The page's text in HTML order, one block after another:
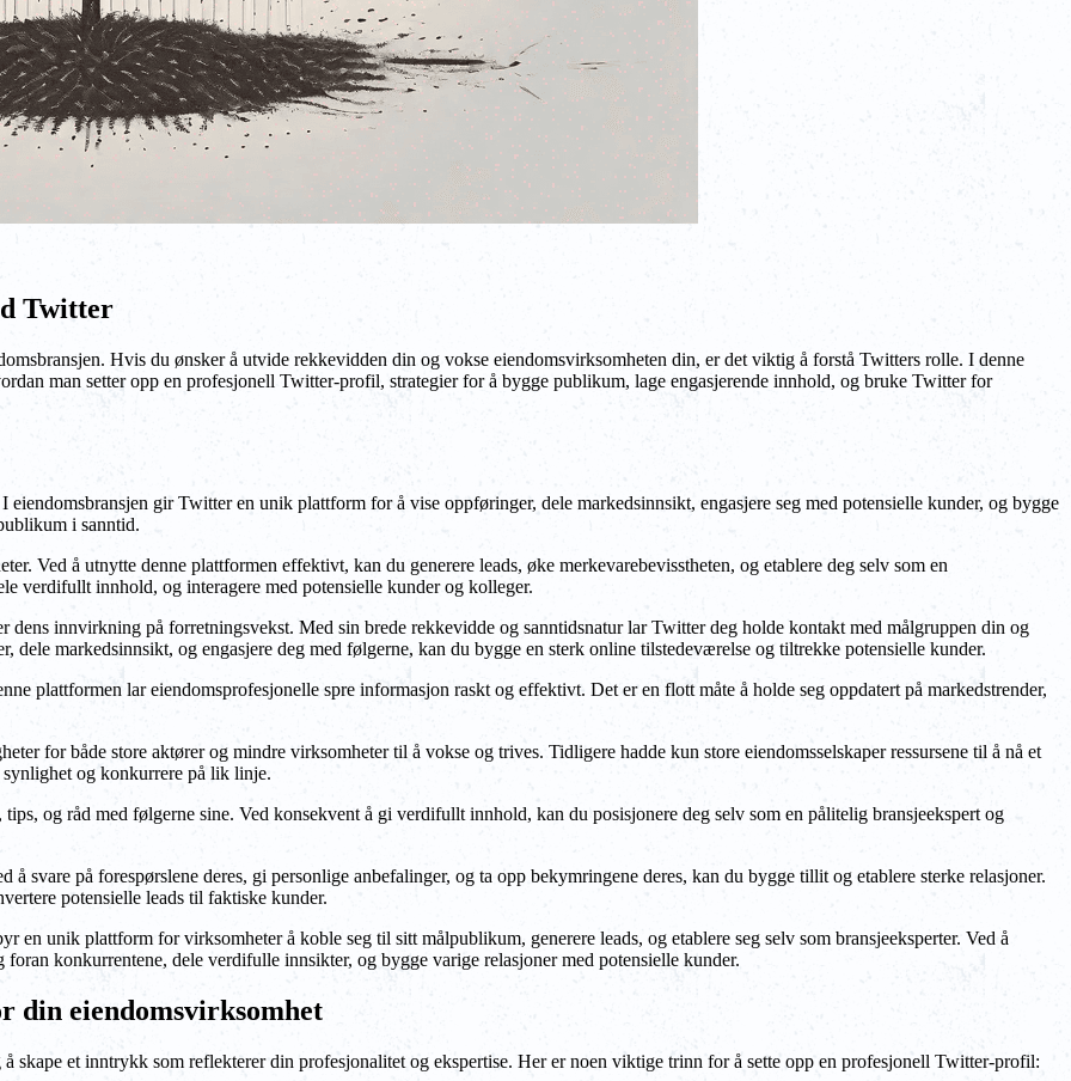
Twitter
Hvis du ønsker å utvide rekkevidden din og vokse eiendomsvirksomheten din, er det viktig å forstå Twitters rolle. I denne
man setter opp en profesjonell Twitter-profil, strategier for å bygge publikum, lage engasjerende innhold, og bruke Twitter for
gir Twitter en unik plattform for å vise oppføringer, dele markedsinnsikt, engasjere seg med potensielle kunder, og bygge
i sanntid.
Ved å utnytte denne plattformen effektivt, kan du generere leads, øke merkevarebevisstheten, og etablere deg selv som en
verdifullt innhold, og interagere med potensielle kunder og kolleger.
dens innvirkning på forretningsvekst. Med sin brede rekkevidde og sanntidsnatur lar Twitter deg holde kontakt med målgruppen din og
markedsinnsikt, og engasjere deg med følgerne, kan du bygge en sterk online tilstedeværelse og tiltrekke potensielle kunder.
plattformen lar eiendomsprofesjonelle spre informasjon raskt og effektivt. Det er en flott måte å holde seg oppdatert på markedstrender,
for både store aktører og mindre virksomheter til å vokse og trives. Tidligere hadde kun store eiendomsselskaper ressursene til å nå et
og konkurrere på lik linje.
og råd med følgerne sine. Ved konsekvent å gi verdifullt innhold, kan du posisjonere deg selv som en pålitelig bransjeekspert og
svare på forespørslene deres, gi personlige anbefalinger, og ta opp bekymringene deres, kan du bygge tillit og etablere sterke relasjoner.
potensielle leads til faktiske kunder.
unik plattform for virksomheter å koble seg til sitt målpublikum, generere leads, og etablere seg selv som bransjeeksperter. Ved å
konkurrentene, dele verdifulle innsikter, og bygge varige relasjoner med potensielle kunder.
din eiendomsvirksomhet
et inntrykk som reflekterer din profesjonalitet og ekspertise. Her er noen viktige trinn for å sette opp en profesjonell Twitter-profil: